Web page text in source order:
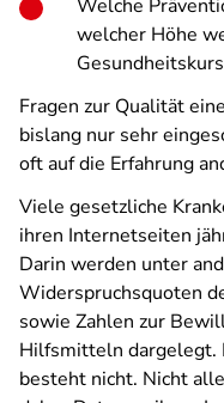
Welche
welcher Höhe
Fragen zur Qualität
bislang nur sehr
oft auf die Erfahrung
Viele gesetzliche
ihren Internetseiten
Darin werden unter
Widerspruchsquoten
sowie Zahlen zur
Hilfsmitteln dargelegt.
besteht nicht. Nicht